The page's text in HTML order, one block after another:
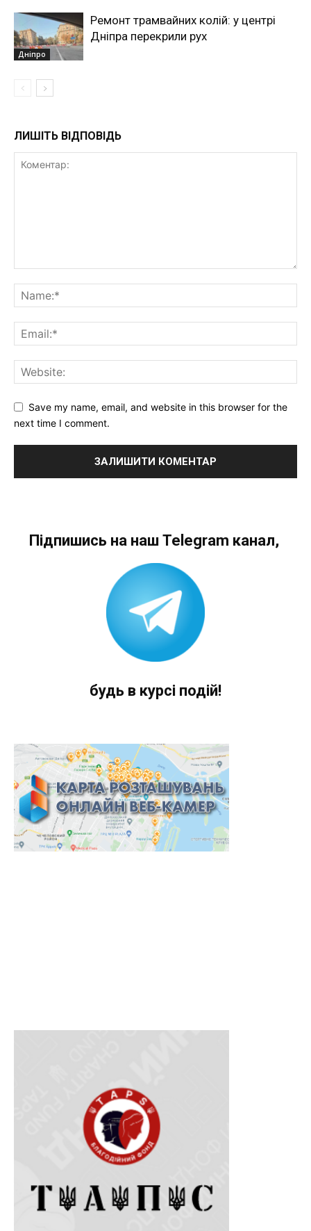
Дніпро
Ремонт трамвайних колій: у центрі
Дніпра перекрили рух
ЛИШІТЬ ВІДПОВІДЬ
Save my name, email, and website in this browser for the
next time I comment.
Підпишись на наш Telegram канал,
будь в курсі подій!